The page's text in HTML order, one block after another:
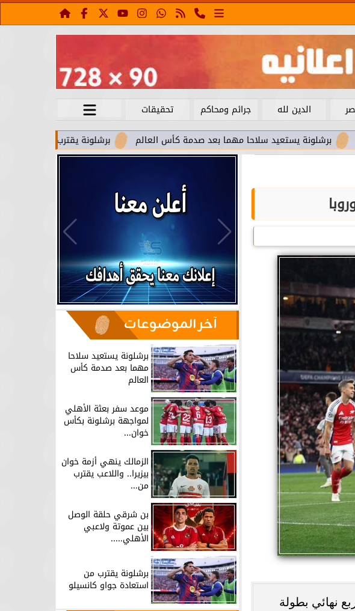
الدين لله جرائم ومحاكم
تحقيقات
برشلونة يقترب من استعادة جواو كانسيلو
يستعيد سلاحا مهما بعد صدمة كأس العالم
نهائي بطولة
آخر الموضوعات
برشلونة يستعيد سلاحا
مهما بعد صدمة كأس
العالم
موعد سفر بعثة الأهلي
لمواجهة برشلونة بكأس
خوان...
الزمالك ينهي أزمة خوان
بيزيرا.. واللاعب يقترب
من...
بن شرقي حلقة الوصل
بين عموتة ولاعبي
الأهلي.....
برشلونة يقترب من
استعادة جواو كانسيلو